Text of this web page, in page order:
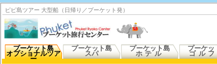
ピピ島ツアー 大型船（日帰り／プーケット発）
プーケット島
オプショナルツア
ー
プーケット島
スパ
プーケット島
ホテル
プーケッ
ゴル